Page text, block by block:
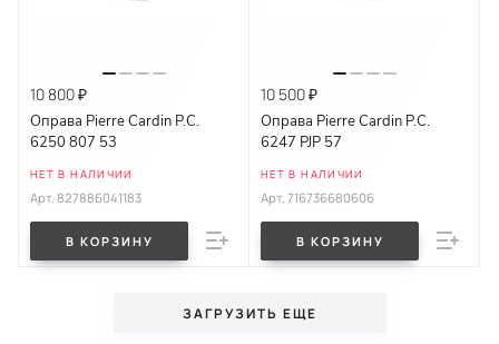
10 800 ₽
Оправа Pierre Cardin P.C.
6250 807 53
НЕТ В НАЛИЧИИ
Арт. 827886041183
В КОРЗИНУ
10 500 ₽
Оправа Pierre Cardin P.C.
6247 PJP 57
НЕТ В НАЛИЧИИ
Арт. 716736680606
В КОРЗИНУ
ЗАГРУЗИТЬ ЕЩЕ